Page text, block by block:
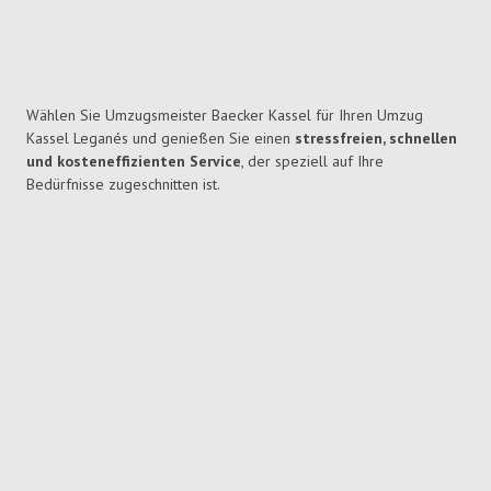
Wählen Sie Umzugsmeister Baecker Kassel für Ihren Umzug
Kassel Leganés und genießen Sie einen stressfreien, schnellen
und kosteneffizienten Service, der speziell auf Ihre
Bedürfnisse zugeschnitten ist.